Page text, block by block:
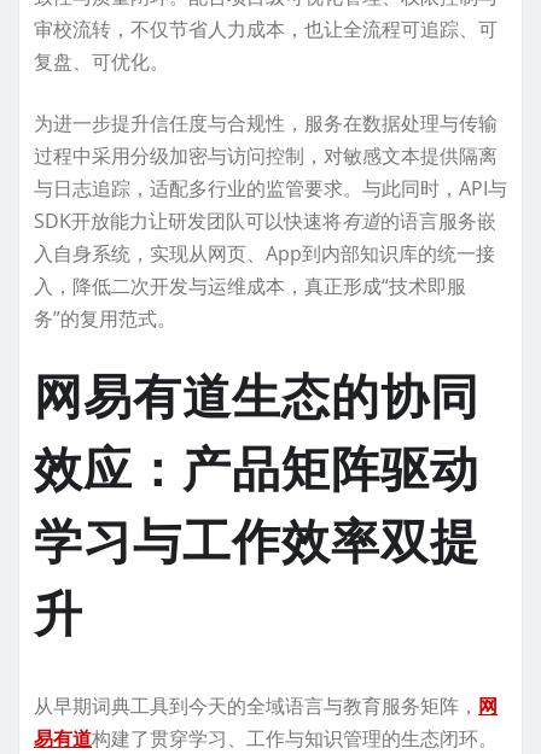
审校流转，不仅节省人力成本，也让全流程可追踪、可
复盘、可优化。
为进一步提升信任度与合规性，服务在数据处理与传输
过程中采用分级加密与访问控制，对敏感文本提供隔离
与日志追踪，适配多行业的监管要求。与此同时，API与
SDK开放能力让研发团队可以快速将有道的语言服务嵌
入自身系统，实现从网页、App到内部知识库的统一接
入，降低二次开发与运维成本，真正形成“技术即服
务”的复用范式。
网易有道生态的协同
效应：产品矩阵驱动
学习与工作效率双提
升
从早期词典工具到今天的全域语言与教育服务矩阵， 网
易有道构建了贯穿学习、工作与知识管理的生态闭环。